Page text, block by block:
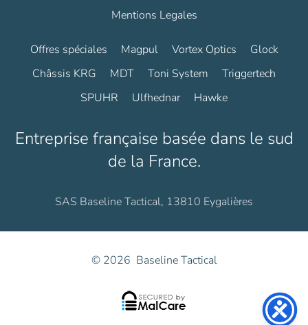
Mentions Legales
Offres spéciales Magpul Vortex Optics
Glock
Châssis KRG
MDT Toni System
Triggertech
SPUHR
Ulfhednar Hawke
Entreprise française basée dans le sud
de la France.
SAS Baseline Tactical, 13810 Eygalières
© 2026 Baseline Tactical